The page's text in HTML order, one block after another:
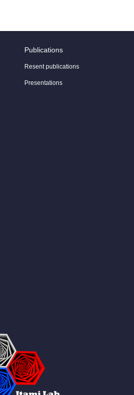
Publications
Resent publications
Presentations